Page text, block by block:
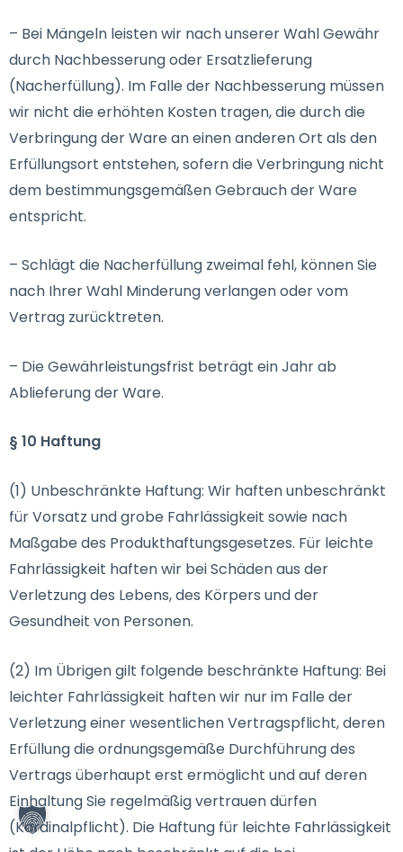
– Bei Mängeln leisten wir nach unserer Wahl Gewähr
durch Nachbesserung oder Ersatzlieferung
(Nacherfüllung). Im Falle der Nachbesserung müssen
wir nicht die erhöhten Kosten tragen, die durch die
Verbringung der Ware an einen anderen Ort als den
Erfüllungsort entstehen, sofern die Verbringung nicht
dem bestimmungsgemäßen Gebrauch der Ware
entspricht.
– Schlägt die Nacherfüllung zweimal fehl, können Sie
nach Ihrer Wahl Minderung verlangen oder vom
Vertrag zurücktreten.
– Die Gewährleistungsfrist beträgt ein Jahr ab
Ablieferung der Ware.
§ 10 Haftung
(1) Unbeschränkte Haftung: Wir haften unbeschränkt
für Vorsatz und grobe Fahrlässigkeit sowie nach
Maßgabe des Produkthaftungsgesetzes. Für leichte
Fahrlässigkeit haften wir bei Schäden aus der
Verletzung des Lebens, des Körpers und der
Gesundheit von Personen.
(2) Im Übrigen gilt folgende beschränkte Haftung: Bei
leichter Fahrlässigkeit haften wir nur im Falle der
Verletzung einer wesentlichen Vertragspflicht, deren
Erfüllung die ordnungsgemäße Durchführung des
Vertrags überhaupt erst ermöglicht und auf deren
Einhaltung Sie regelmäßig vertrauen dürfen
(Kardinalpflicht). Die Haftung für leichte Fahrlässigkeit